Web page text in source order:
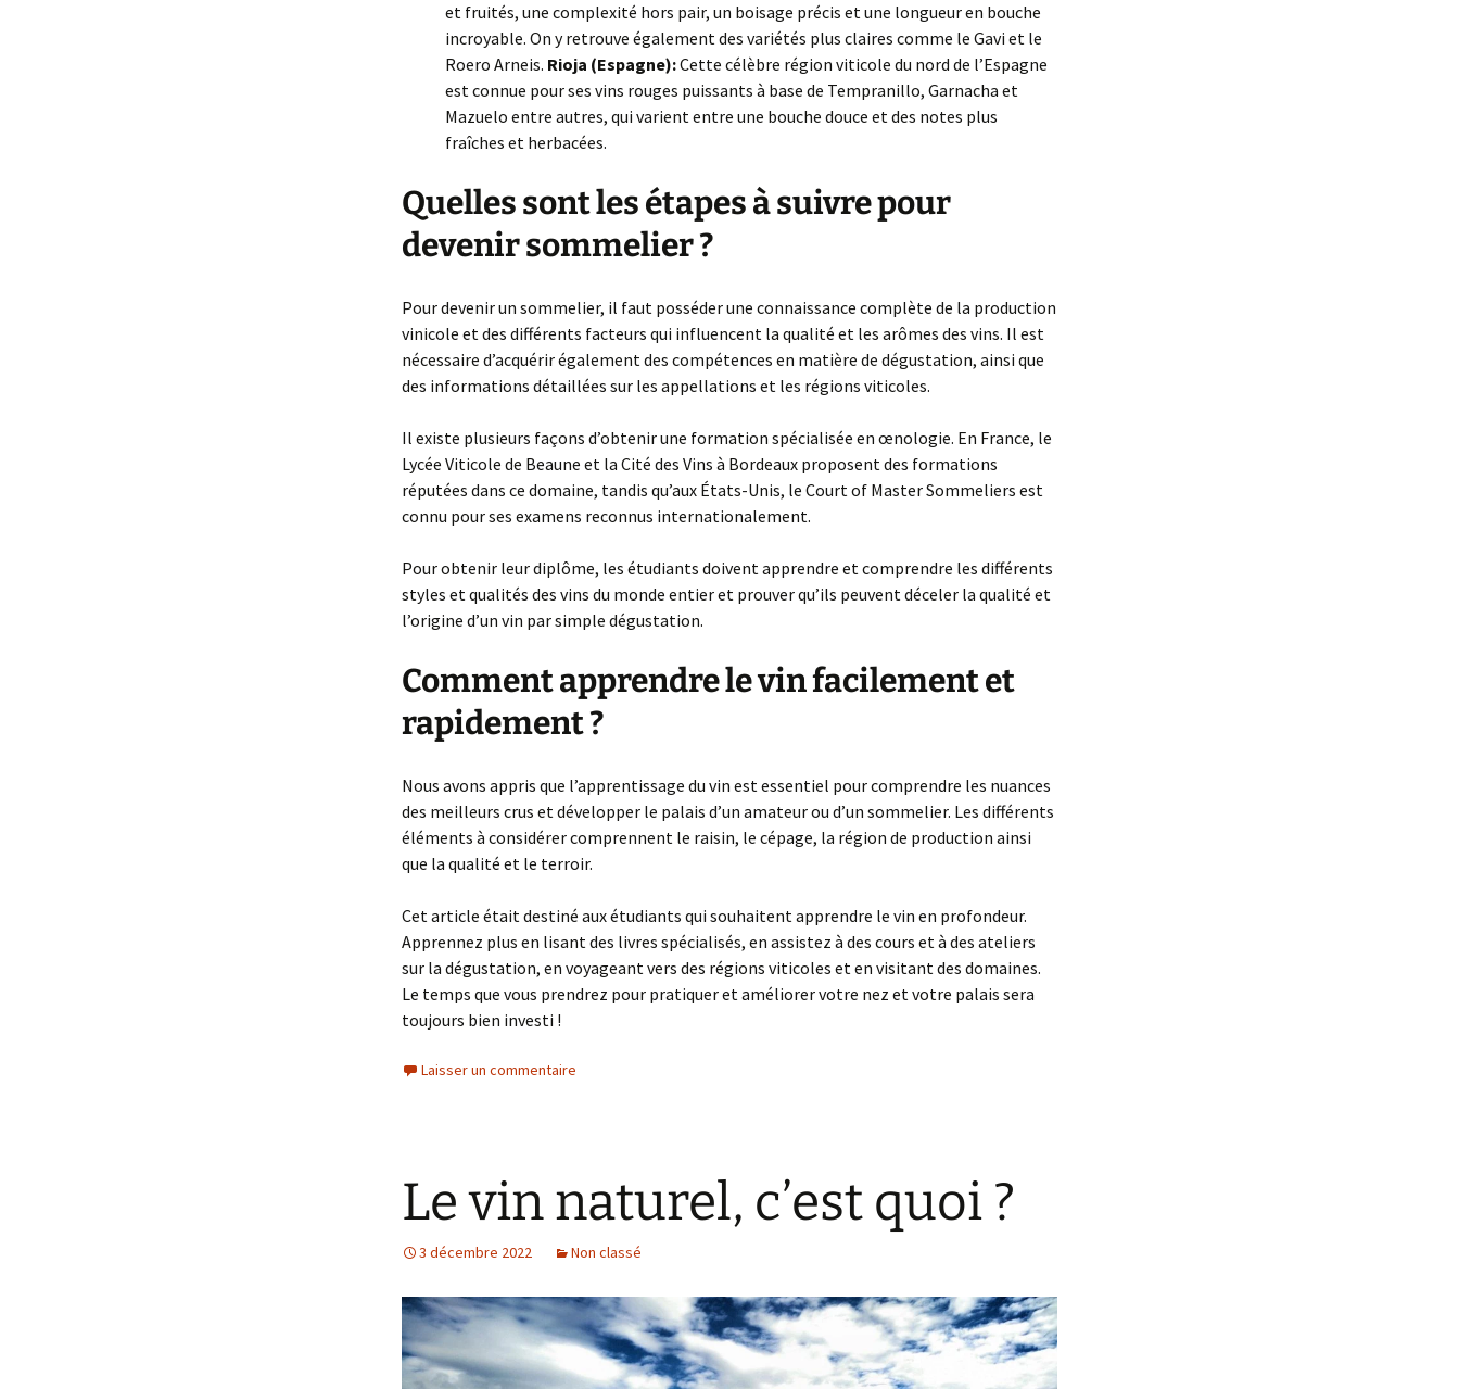
et fruités, une complexité hors pair, un boisage précis et une longueur en bouche
incroyable. On y retrouve également des variétés plus claires comme le Gavi et le
Roero Arneis. Rioja (Espagne):Cette célèbre région viticole du nord de l’Espagne
est connue pour ses vins rouges puissants à base de Tempranillo, Garnacha et
Mazuelo entre autres, qui varient entre une bouche douce et des notes plus
fraîches et herbacées.
Quelles sont les étapes à suivre pour
devenir sommelier ?
Pour devenir un sommelier, il faut posséder une connaissance complète de la production
vinicole et des différents facteurs qui influencent la qualité et les arômes des vins. Il est
nécessaire d’acquérir également des compétences en matière de dégustation, ainsi que
des informations détaillées sur les appellations et les régions viticoles.
Il existe plusieurs façons d’obtenir une formation spécialisée en œnologie. En France, le
Lycée Viticole de Beaune et la Cité des Vins à Bordeaux proposent des formations
réputées dans ce domaine, tandis qu’aux États-Unis, le Court of Master Sommeliers est
connu pour ses examens reconnus internationalement.
Pour obtenir leur diplôme, les étudiants doivent apprendre et comprendre les différents
styles et qualités des vins du monde entier et prouver qu’ils peuvent déceler la qualité et
l’origine d’un vin par simple dégustation.
Comment apprendre le vin facilement et
rapidement ?
Nous avons appris que l’apprentissage du vin est essentiel pour comprendre les nuances
des meilleurs crus et développer le palais d’un amateur ou d’un sommelier. Les différents
éléments à considérer comprennent le raisin, le cépage, la région de production ainsi
que la qualité et le terroir.
Cet article était destiné aux étudiants qui souhaitent apprendre le vin en profondeur.
Apprennez plus en lisant des livres spécialisés, en assistez à des cours et à des ateliers
sur la dégustation, en voyageant vers des régions viticoles et en visitant des domaines.
Le temps que vous prendrez pour pratiquer et améliorer votre nez et votre palais sera
toujours bien investi !
Laisser un commentaire
Le vin naturel, c’est quoi ?
3 décembre 2022 Non classé